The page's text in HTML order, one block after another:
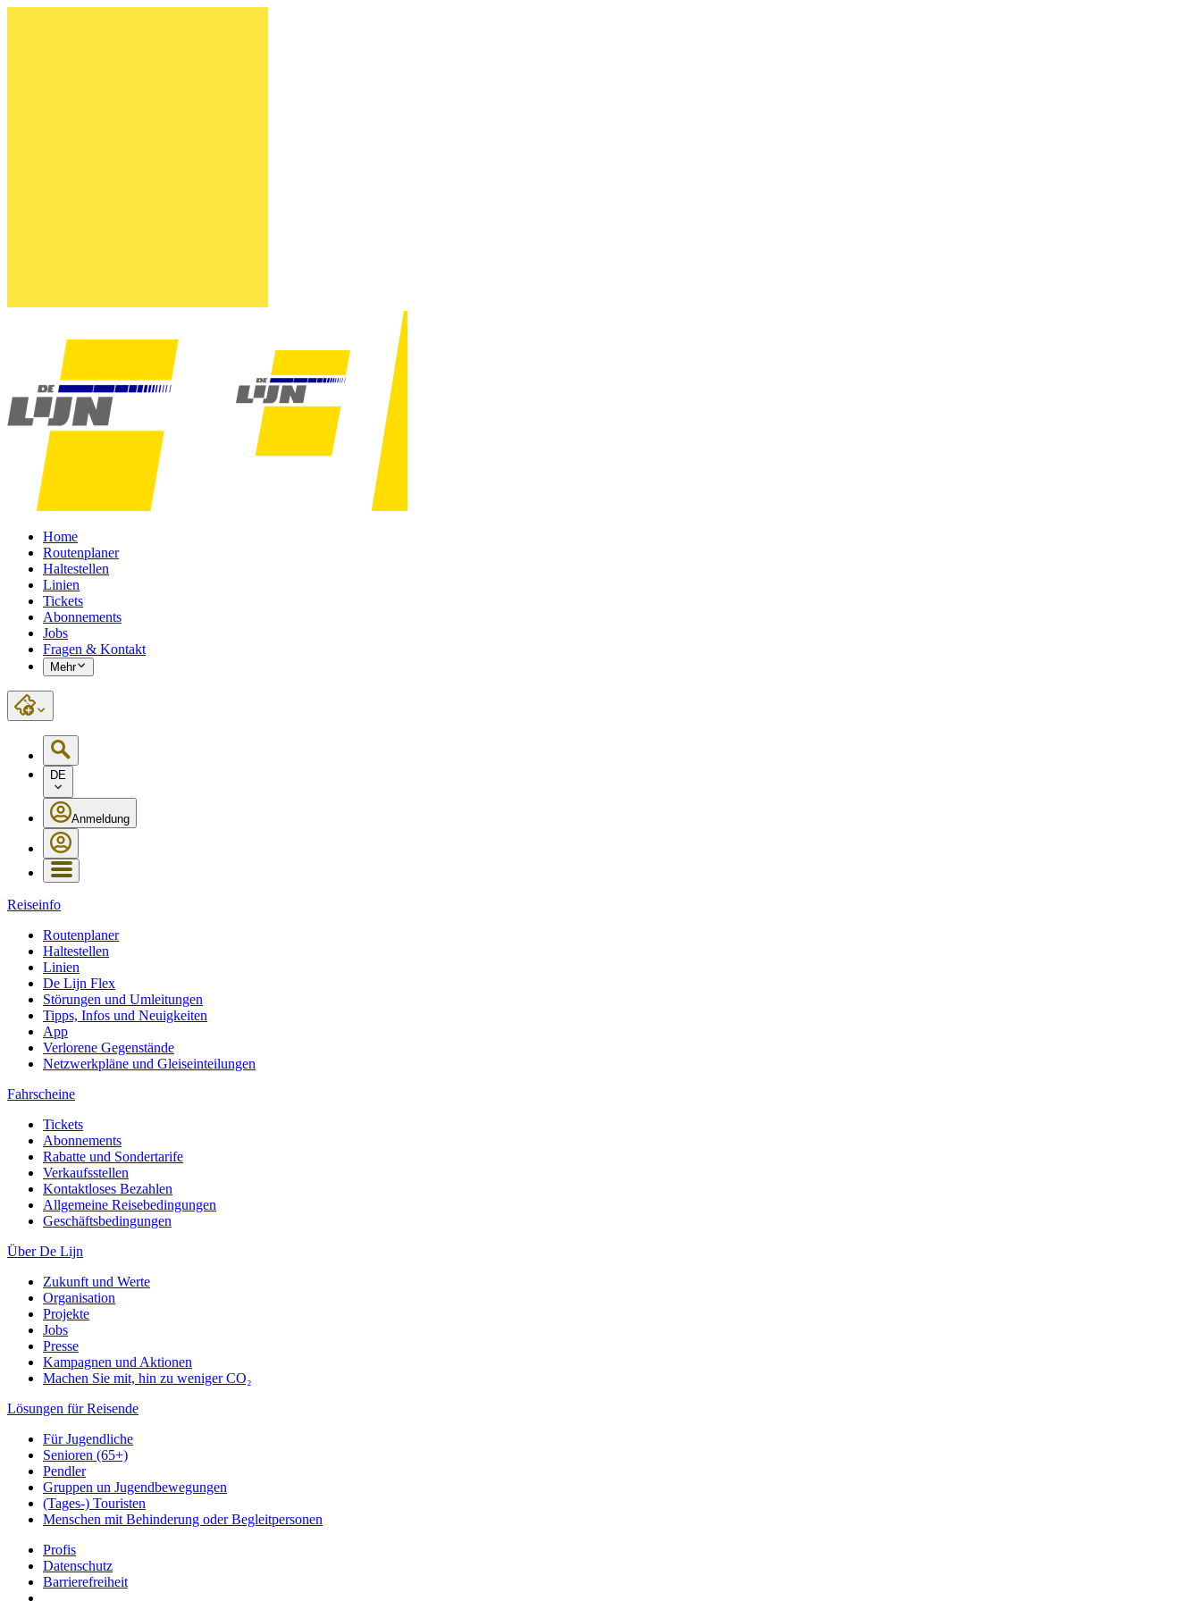
Home
Routenplaner
Haltestellen
Linien
Tickets
Abonnements
Jobs
Fragen & Kontakt
Mehr
DE
Anmeldung
Reiseinfo
Routenplaner
Haltestellen
Linien
De Lijn Flex
Störungen und Umleitungen
Tipps, Infos und Neuigkeiten
App
Verlorene Gegenstände
Netzwerkpläne und Gleiseinteilungen
Fahrscheine
Tickets
Abonnements
Rabatte und Sondertarife
Verkaufsstellen
Kontaktloses Bezahlen
Allgemeine Reisebedingungen
Geschäftsbedingungen
Über De Lijn
Zukunft und Werte
Organisation
Projekte
Jobs
Presse
Kampagnen und Aktionen
Machen Sie mit, hin zu weniger CO₂
Lösungen für Reisende
Für Jugendliche
Senioren (65+)
Pendler
Gruppen un Jugendbewegungen
(Tages-) Touristen
Menschen mit Behinderung oder Begleitpersonen
Profis
Datenschutz
Barrierefreiheit